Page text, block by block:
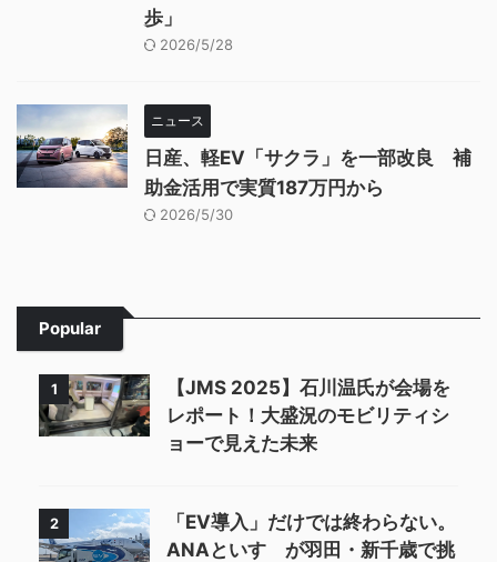
歩」
2026/5/28
ニュース
日産、軽EV「サクラ」を一部改良 補
助金活用で実質187万円から
2026/5/30
Popular
1
【JMS 2025】石川温氏が会場を
レポート！大盛況のモビリティシ
ョーで見えた未来
2
「EV導入」だけでは終わらない。
ANAといすゞが羽田・新千歳で挑